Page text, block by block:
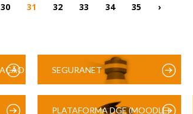
30 31 32 33 34 35 ›
SEGURANET
PLATAFORMA DGE (MOODLE)